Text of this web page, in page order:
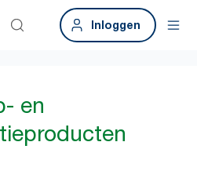
Inloggen
en